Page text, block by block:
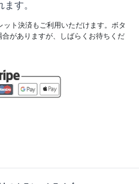
す。
ト決済もご利用いただけます。ボタ
がありますが、しばらくお待ちくだ